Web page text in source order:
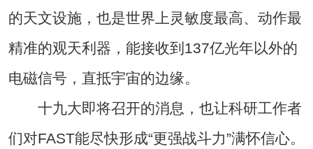
的天文设施，也是世界上灵敏度最高、动作最
精准的观天利器，能接收到137亿光年以外的
电磁信号，直抵宇宙的边缘。
十九大即将召开的消息，也让科研工作者
们对FAST能尽快形成“更强战斗力”满怀信心。